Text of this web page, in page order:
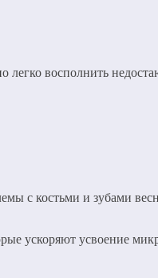
восполнить
с костьми и зубами
ускоряют усвоение